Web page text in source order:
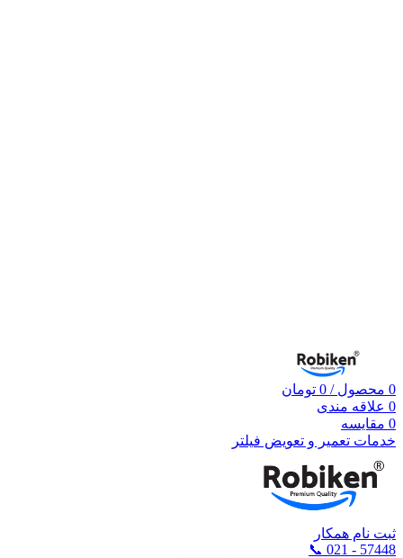
0 محصول /
0 تومان
0 علاقه مندی
0 مقایسه
خدمات تعمیر و تعویض فیلتر
ثبت نام همکار
57448 - 021 📞